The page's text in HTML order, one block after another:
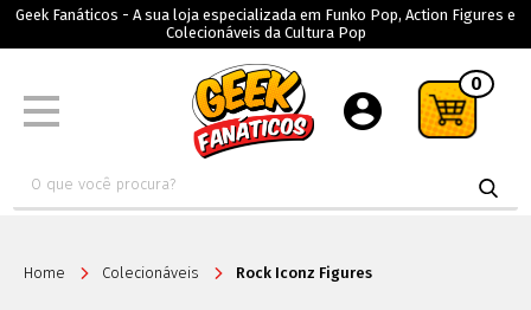
Geek Fanáticos - A sua loja especializada em Funko Pop, Action Figures e
Colecionáveis da Cultura Pop
0
Home Colecionáveis Rock Iconz Figures